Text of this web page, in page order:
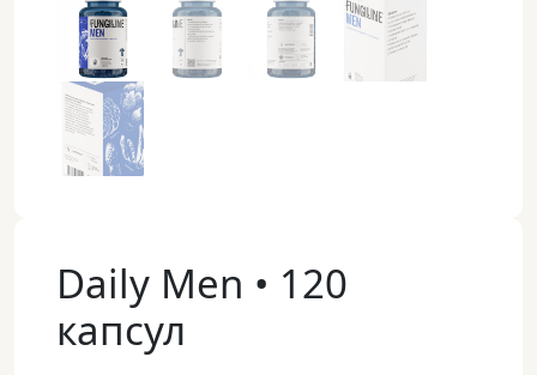
Daily Men • 120
капсул